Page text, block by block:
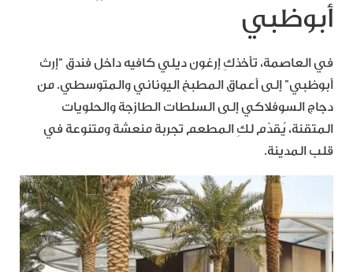
أبوظبي
في العاصمة، تأخذكِ إرغون ديلي كافيه داخل فندق “إرث
أبوظبي” إلى أعماق المطبخ اليوناني والمتوسطي. من
دجاج السوفلاكي إلى السلطات الطازجة والحلويات
المتقنة، يُقدّم لكِ المطعم تجربة منعشة ومتنوعة في
قلب المدينة.